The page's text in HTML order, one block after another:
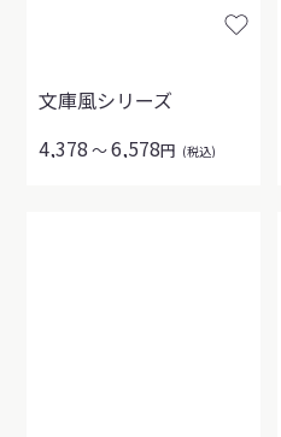
文庫風シリーズ
4,378 ～6,578円 (税込)